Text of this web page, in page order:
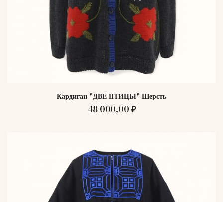
Кардиган "ДВЕ ПТИЦЫ" Шерсть
48 000,00 ₽